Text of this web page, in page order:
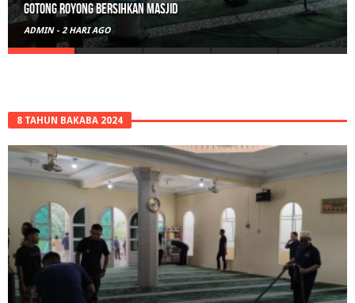
Polisi Sita 82 Paket Ganja Siap Edar di Tanah Datar
ADMIN - 3 HARI AGO
8 TAHUN BAKABA 2024